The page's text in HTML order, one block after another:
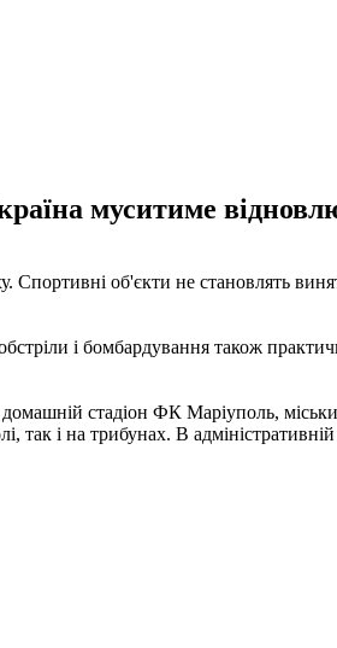
муситиме
об'єкти не становлять
і бомбардування також
стадіон ФК Маріуполь,
так і на трибунах. В